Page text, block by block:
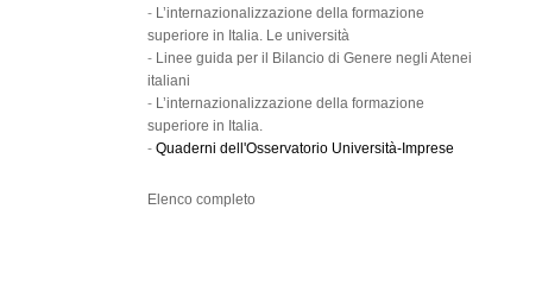
- L’internazionalizzazione della formazione
superiore in Italia. Le università
- Linee guida per il Bilancio di Genere negli Atenei
italiani
- L’internazionalizzazione della formazione
superiore in Italia.
- Quaderni dell'Osservatorio Università-Imprese
Elenco completo